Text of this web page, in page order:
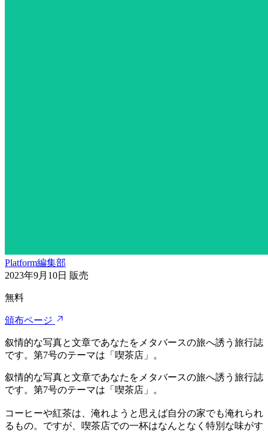
Platform編集部
2023年9月10日 販売
無料
頒布ページ
叙情的な写真と文章であなたをメタバースの旅へ誘う旅行誌
です。第7号のテーマは「喫茶店」。
叙情的な写真と文章であなたをメタバースの旅へ誘う旅行誌
です。第7号のテーマは「喫茶店」。
コーヒーや紅茶は、淹れようと思えば自分の家でも淹れられ
るもの。ですが、喫茶店での一杯はなんとなく特別な味がす